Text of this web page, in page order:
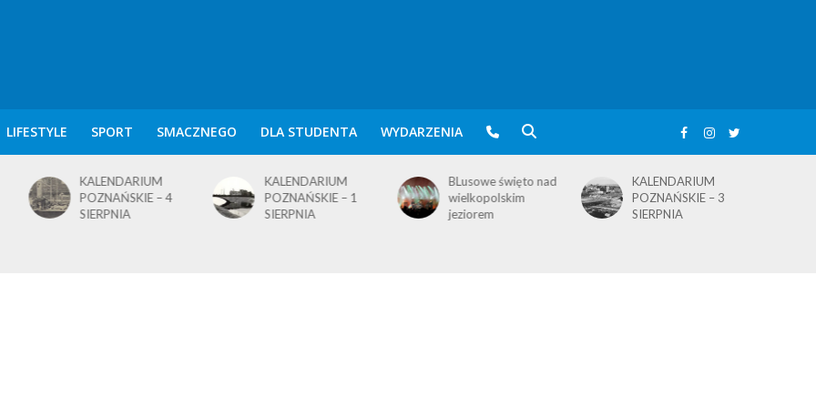
LIFESTYLE SPORT SMACZNEGO DLA STUDENTA WYDARZENIA
KALENDARIUM
POZNAŃSKIE – 4
SIERPNIA
KALENDARIUM
POZNAŃSKIE – 1
SIERPNIA
BLusowe święto nad
wielkopolskim
jeziorem
KALENDARIUM
POZNAŃSKIE – 3
SIERPNIA